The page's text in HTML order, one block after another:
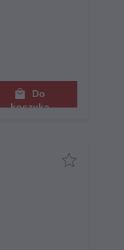
Do
koszyka